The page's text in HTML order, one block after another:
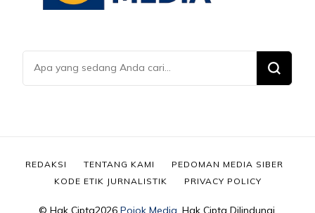
Mencari
Sesuatu?
© Hak Cipta2026 Pojok Media . Hak Cipta Dilindungi.
REDAKSI TENTANG KAMI
PEDOMAN MEDIA SIBER
KODE ETIK JURNALISTIK
PRIVACY POLICY